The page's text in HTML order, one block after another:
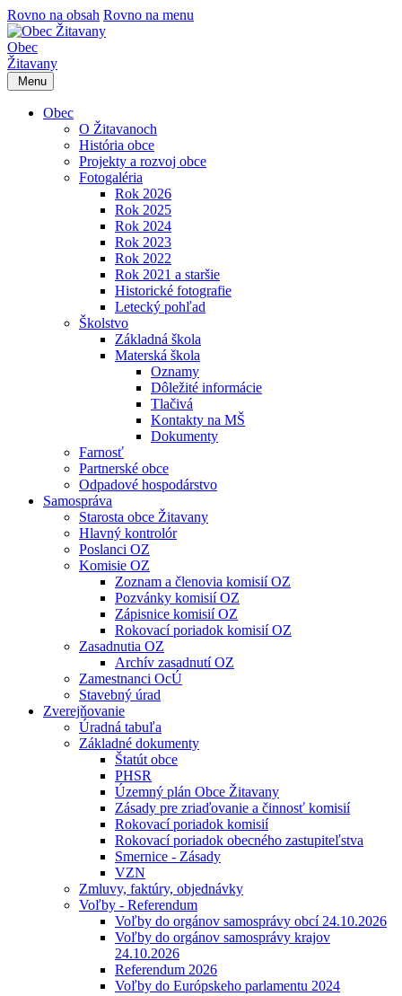
Rovno na obsah Rovno na menu
Obec
Žitavany
Menu
Obec
O Žitavanoch
História obce
Projekty a rozvoj obce
Fotogaléria
Rok 2026
Rok 2025
Rok 2024
Rok 2023
Rok 2022
Rok 2021 a staršie
Historické fotografie
Letecký pohľad
Školstvo
Základná škola
Materská škola
Oznamy
Dôležité informácie
Tlačivá
Kontakty na MŠ
Dokumenty
Farnosť
Partnerské obce
Odpadové hospodárstvo
Samospráva
Starosta obce Žitavany
Hlavný kontrolór
Poslanci OZ
Komisie OZ
Zoznam a členovia komisií OZ
Pozvánky komisií OZ
Zápisnice komisií OZ
Rokovací poriadok komisií OZ
Zasadnutia OZ
Archív zasadnutí OZ
Zamestnanci OcÚ
Stavebný úrad
Zverejňovanie
Úradná tabuľa
Základné dokumenty
Štatút obce
PHSR
Územný plán Obce Žitavany
Zásady pre zriaďovanie a činnosť komisií
Rokovací poriadok komisií
Rokovací poriadok obecného zastupiteľstva
Smernice - Zásady
VZN
Zmluvy, faktúry, objednávky
Voľby - Referendum
Voľby do orgánov samosprávy obcí 24.10.2026
Voľby do orgánov samosprávy krajov
24.10.2026
Referendum 2026
Voľby do Európskeho parlamentu 2024